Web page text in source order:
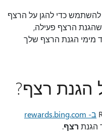
ניתן להשתמש כדי להגן על הרצף
הרצף פעילה,
הגנת הרצף שלך
הגנת רצף?
ב- rewards.bing.com
הגנת רצף.